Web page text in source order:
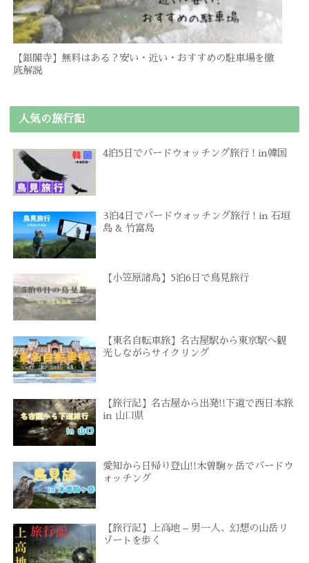
【銀閣寺】無料はある？安い・近い・おすすめの駐車場を徹
底解説
人気の旅行記
4泊5日でバードウォッチング旅行 ! in韓国
3泊4日でバードウォッチング旅行 ! in 石垣
島 & 竹富島
【小笠原諸島】5泊6日で鳥見旅行
【東名自転車旅】名古屋駅から東京駅へ観
光しながらサイクリング
【旅行記】名古屋から出発!!下道で西日本旅
in 山口県
愛知から日帰り登山!!木曽駒ヶ岳でバードウ
ォッチング
【旅行記】上高地 – 男一人、幻想の山岳リ
ゾートを歩く